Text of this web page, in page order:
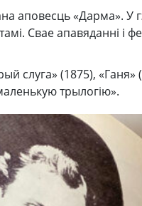
аповесць «Дарма». У
Свае апавяданні і
слуга» (1875),
трылогію».